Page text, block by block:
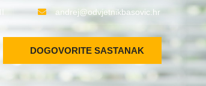
andrej@odvjetnikbasovic.hr
DOGOVORITE SASTANAK